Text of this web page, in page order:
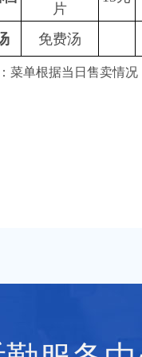
片
免费汤
菜单根据当日售卖情况